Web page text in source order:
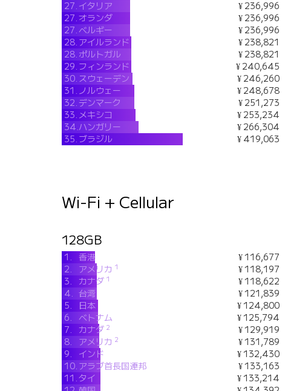
27. イタリア
¥ 236,996
27.オランダ
¥ 236,996
27.ベルギー
¥ 236,996
28. アイルランド
¥ 238,821
28. ポルトガル
¥ 238,821
29. フィンランド
¥ 240,645
30. スウェーデン
¥ 246,260
31. ノルウェー
¥ 248,678
32.デンマーク
¥ 251,273
33. メキシコ
¥ 253,234
34.ハンガリー
¥ 266,304
35. ブラジル ¥ 419,063
Wi-Fi + Cellular
128GB
1. 香港
¥ 116,677
2.
アメリカ 1
¥ 118,197
3.
カナダ 1
¥ 118,622
4. 台湾
¥ 121,839
5.
日本
¥ 124,800
6.
ベトナム
¥ 125,794
7.
カナダ 2
¥ 129,919
8.
アメリカ 2
¥ 131,789
9.
インド
¥ 132,430
10. アラブ首長国連邦
¥ 133,163
11.タイ
¥ 133,214